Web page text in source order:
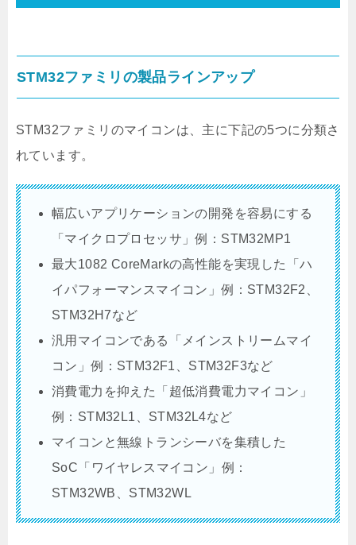
STM32ファミリの製品ラインアップ
STM32ファミリのマイコンは、主に下記の5つに分類さ
れています。
幅広いアプリケーションの開発を容易にする
「マイクロプロセッサ」例：STM32MP1
最大1082 CoreMarkの高性能を実現した「ハ
イパフォーマンスマイコン」例：STM32F2、
STM32H7など
汎用マイコンである「メインストリームマイ
コン」例：STM32F1、STM32F3など
消費電力を抑えた「超低消費電力マイコン」
例：STM32L1、STM32L4など
マイコンと無線トランシーバを集積した
SoC「ワイヤレスマイコン」例：
STM32WB、STM32WL